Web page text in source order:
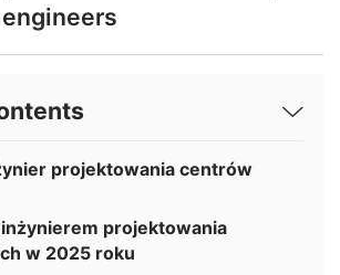
projektowania centrów
projektowania
w 2025 roku